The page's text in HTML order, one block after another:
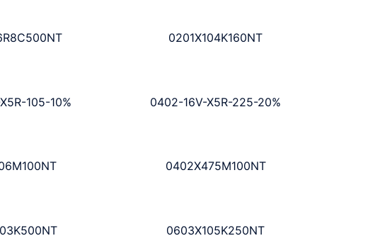
0201X104K160NT
105-10% 0402-16V-X5R-225-20%
0402X475M100NT
0603X105K250NT